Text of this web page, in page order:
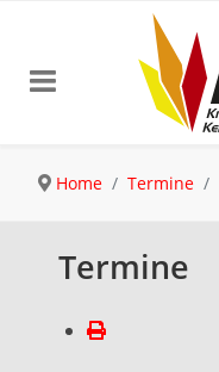
Home Termine
Termine